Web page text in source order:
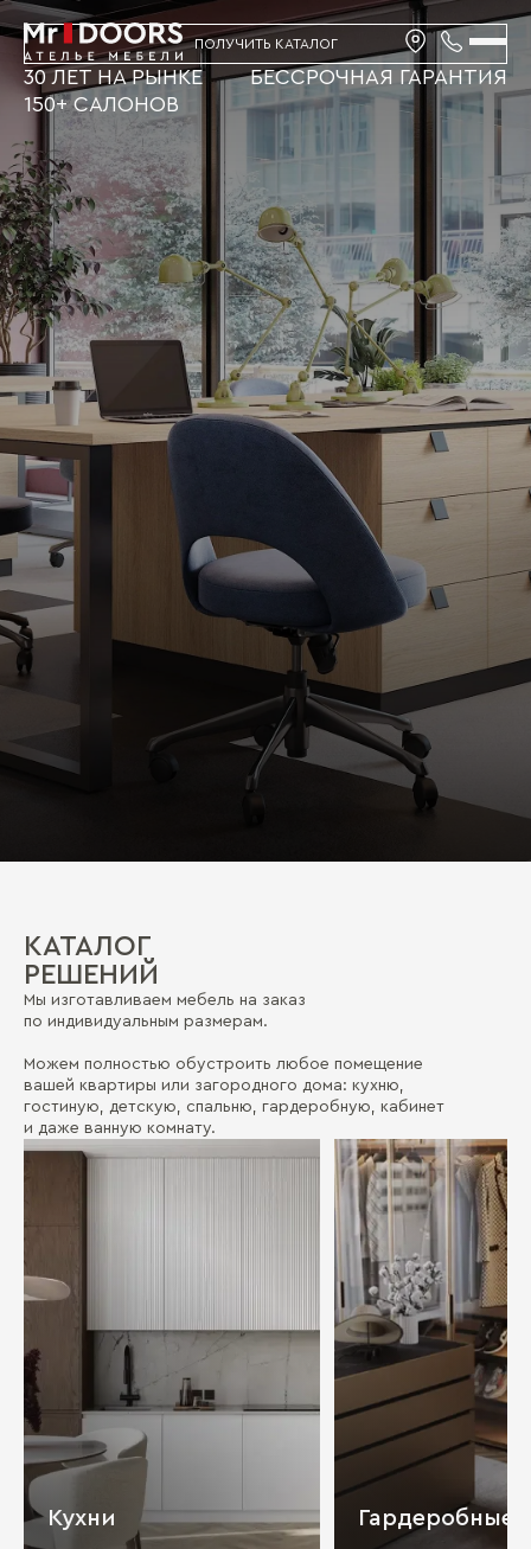
ПОЛУЧИТЬ КАТАЛОГ
30 ЛЕТ НА РЫНКЕ
БЕССРОЧНАЯ ГАРАНТИЯ
150+ САЛОНОВ
КАТАЛОГ
РЕШЕНИЙ
Мы изготавливаем мебель на заказ
по индивидуальным размерам.
Можем полностью обустроить любое помещение
вашей квартиры или загородного дома: кухню,
гостиную, детскую, спальню, гардеробную, кабинет
и даже ванную комнату.
Кухни Гардеробные